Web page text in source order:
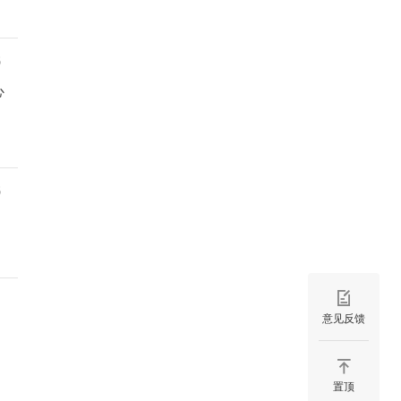
意见反馈
置顶